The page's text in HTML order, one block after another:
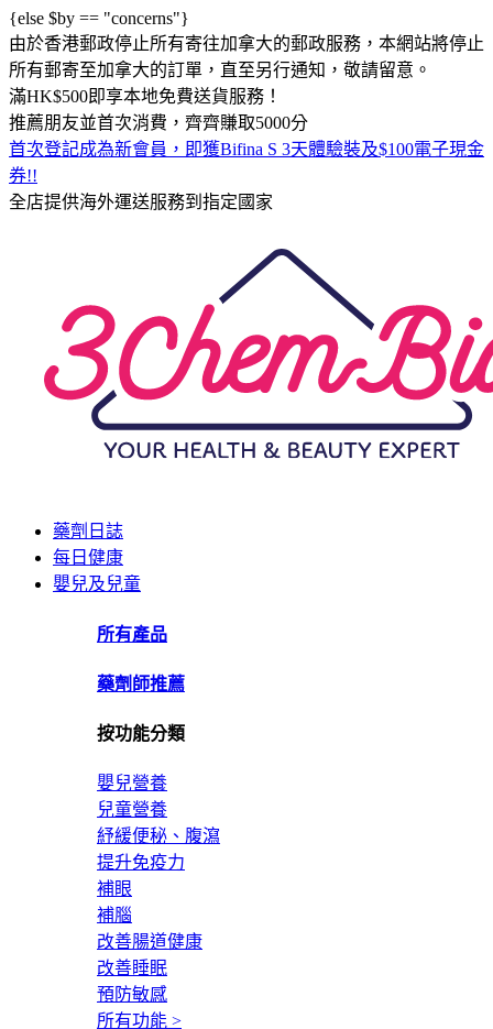
{else $by == "concerns"}
由於香港郵政停止所有寄往加拿大的郵政服務，本網站將停止
所有郵寄至加拿大的訂單，直至另行通知，敬請留意。
滿HK$500即享本地免費送貨服務！
推薦朋友並首次消費，齊齊賺取5000分
首次登記成為新會員，即獲Bifina S 3天體驗裝及$100電子現金
券!!
全店提供海外運送服務到指定國家
藥劑日誌
每日健康
嬰兒及兒童
所有產品
藥劑師推薦
按功能分類
嬰兒營養
兒童營養
紓緩便秘、腹瀉
提升免疫力
補眼
補腦
改善腸道健康
改善睡眠
預防敏感
所有功能 >